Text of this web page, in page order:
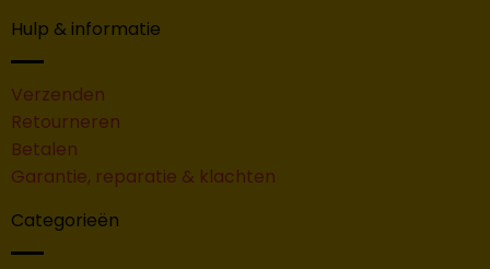
Hulp & informatie
Verzenden
Retourneren
Betalen
Garantie, reparatie & klachten
Categorieën